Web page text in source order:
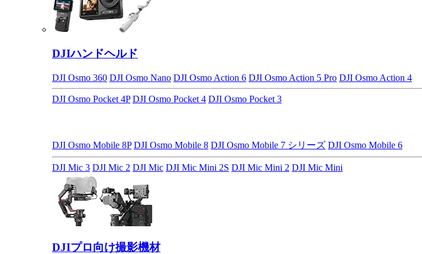
DJIハンドヘルド
DJI Osmo 360 DJI Osmo Nano DJI Osmo Action 6 DJI Osmo Action 5 Pro DJI Osmo Action 4
DJI Osmo Pocket 4P DJI Osmo Pocket 4 DJI Osmo Pocket 3
DJI Osmo Mobile 8P DJI Osmo Mobile 8 DJI Osmo Mobile 7 シリーズ DJI Osmo Mobile 6
DJI Mic 3 DJI Mic 2 DJI Mic DJI Mic Mini 2S DJI Mic Mini 2 DJI Mic Mini
DJIプロ向け撮影機材